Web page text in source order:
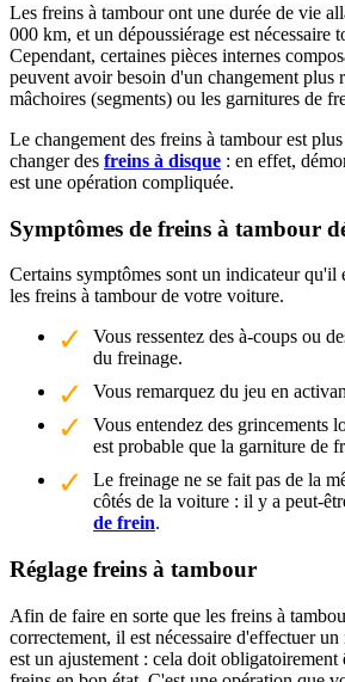
Les freins à tambour ont une durée de vie
000 km, et un dépoussiérage est nécessaire
Cependant, certaines pièces internes
peuvent avoir besoin d'un changement plus
mâchoires (segments) ou les garnitures de
Le changement des freins à tambour est
changer des freins à disque : en effet,
est une opération compliquée.
Symptômes de freins à tambour
Certains symptômes sont un indicateur qu'il
les freins à tambour de votre voiture.
Vous ressentez des à-coups ou
du freinage.
Vous remarquez du jeu en
Vous entendez des grincements
est probable que la garniture de
Le freinage ne se fait pas de la
côtés de la voiture : il y a peut-
de frein.
Réglage freins à tambour
Afin de faire en sorte que les freins à
correctement, il est nécessaire d'effectuer
est un ajustement : cela doit obligatoirement